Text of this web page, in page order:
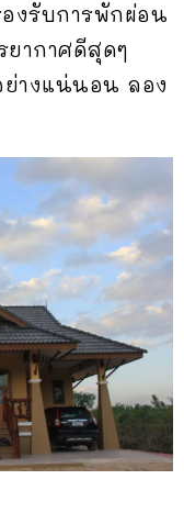
งรับการพักผ่อน
ยากาศดีสุดๆ
ย่างแน่นอน ลอง